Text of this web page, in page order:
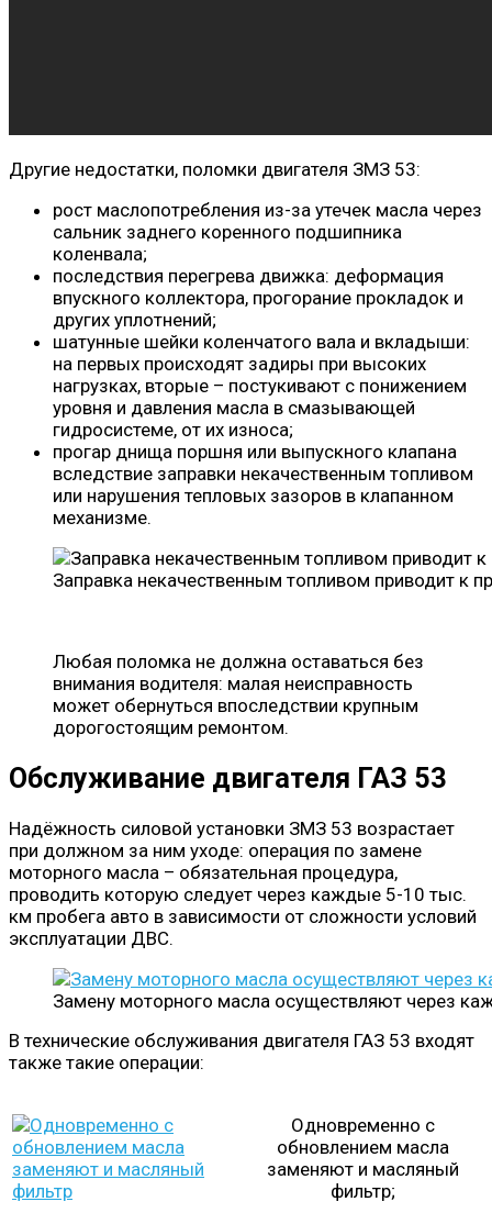
Другие недостатки, поломки двигателя ЗМЗ 53:
рост маслопотребления из-за утечек масла через
сальник заднего коренного подшипника
коленвала;
последствия перегрева движка: деформация
впускного коллектора, прогорание прокладок и
других уплотнений;
шатунные шейки коленчатого вала и вкладыши:
на первых происходят задиры при высоких
нагрузках, вторые – постукивают с понижением
уровня и давления масла в смазывающей
гидросистеме, от их износа;
прогар днища поршня или выпускного клапана
вследствие заправки некачественным топливом
или нарушения тепловых зазоров в клапанном
механизме.
Заправка некачественным топливом приводит к
Любая поломка не должна оставаться без
внимания водителя: малая неисправность
может обернуться впоследствии крупным
дорогостоящим ремонтом.
Обслуживание двигателя ГАЗ 53
Надёжность силовой установки ЗМЗ 53 возрастает
при должном за ним уходе: операция по замене
моторного масла – обязательная процедура,
проводить которую следует через каждые 5-10 тыс.
км пробега авто в зависимости от сложности условий
эксплуатации ДВС.
Замену моторного масла осуществляют через
В технические обслуживания двигателя ГАЗ 53 входят
также такие операции:
Одновременно с
обновлением масла
заменяют и масляный
фильтр;